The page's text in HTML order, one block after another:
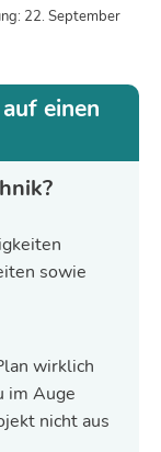
22. September
einen
sowie
wirklich
im Auge
nicht aus